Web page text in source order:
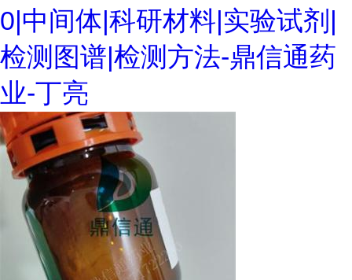
0|中间体|科研材料|实验试剂|
检测图谱|检测方法-鼎信通药
业-丁亮